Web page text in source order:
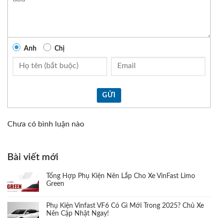
Anh Chị
GỬI
Chưa có bình luận nào
Bài viết mới
Tổng Hợp Phụ Kiện Nên Lắp Cho Xe VinFast Limo
Green
Phụ Kiện Vinfast VF6 Có Gì Mới Trong 2025? Chủ Xe
Nên Cập Nhật Ngay!